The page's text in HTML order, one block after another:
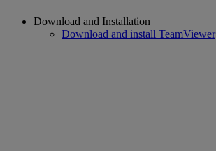
Download and Installation
Download and install TeamViewer